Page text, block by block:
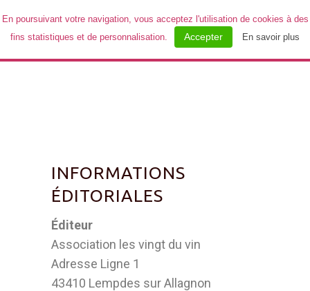
MENU
INFORMATIONS
ÉDITORIALES
Éditeur
Association les vingt du vin
Adresse Ligne 1
43410 Lempdes sur Allagnon
En poursuivant votre navigation, vous acceptez l'utilisation de cookies à des
fins statistiques et de personnalisation.
Accepter En savoir plus